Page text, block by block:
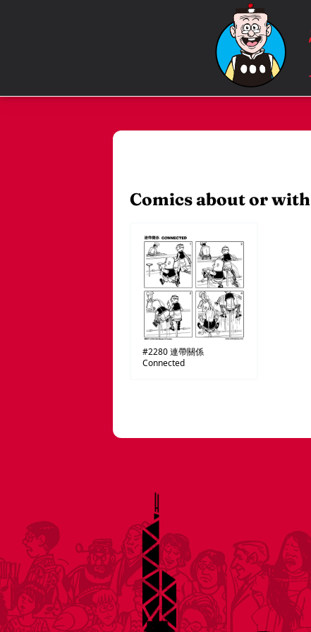
Comics about or with
#2280連帶關係
Connected